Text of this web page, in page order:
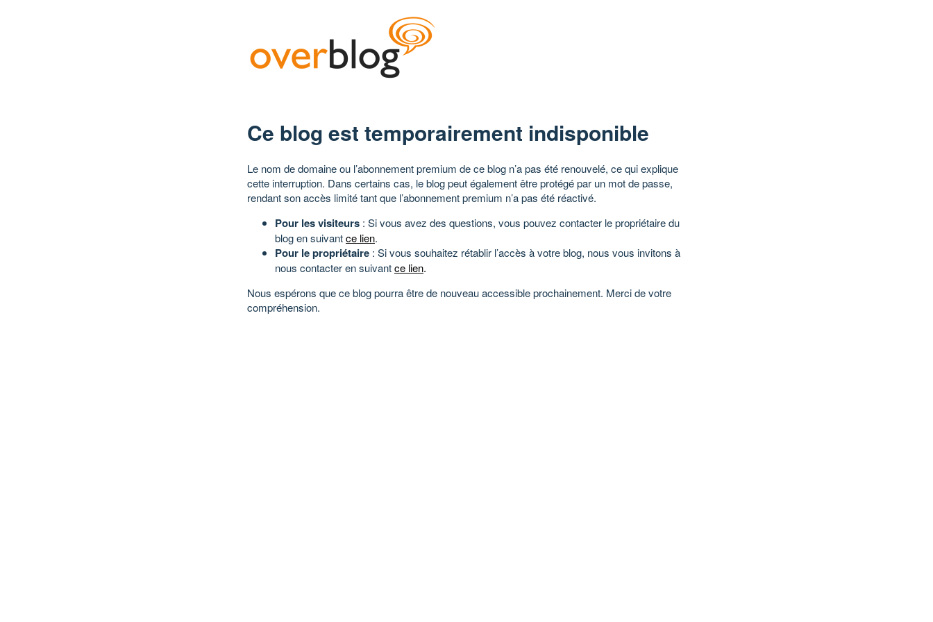
Ce blog est temporairement indisponible
Le nom de domaine ou l’abonnement premium de ce blog n’a pas été renouvelé, ce qui explique
cette interruption. Dans certains cas, le blog peut également être protégé par un mot de passe,
rendant son accès limité tant que l’abonnement premium n’a pas été réactivé.
Pour les visiteurs : Si vous avez des questions, vous pouvez contacter le propriétaire du
blog en suivantce lien.
Pour le propriétaire : Si vous souhaitez rétablir l’accès à votre blog, nous vous invitons à
nous contacter en suivantce lien.
Nous espérons que ce blog pourra être de nouveau accessible prochainement. Merci de votre
compréhension.